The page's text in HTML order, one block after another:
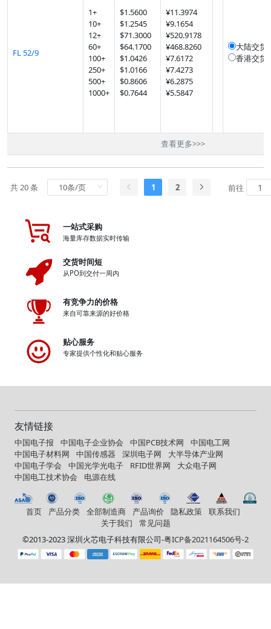
FL 52/9
1+
10+
12+
60+
100+
250+
500+
1000+
$1.5600
$1.2545
$71.3000
$64.1700
$1.0426
$1.0166
$0.8606
$0.7644
¥11.3974
¥9.1654
¥520.9178
¥468.8260
¥7.6172
¥7.4273
¥6.2875
¥5.5847
大陆交货
香港交货
查看更多>>>
共 20 条 1 2 前往
一站式采购
海量库存数据实时传输
交货时间短
从PO到交付一周内
有竞争力的价格
来自可靠来源的好价格
贴心服务
专家提供个性化和贴心服务
友情链接
中国电子报 中国电子企业协会 中国PCB技术网
中国电工网
中国电子材料网
中国传感器 深圳电子网
大半导体产业网
中国电子学会
中国光学光电子 RFID世界网
大众电子网
中国电工技术协会
电源在线
首页 产品分类 全部制造商 产品询价 隐私政策
联系我们
关于我们
常见问题
©2013-2023 深圳火芯电子科技有限公司-粤ICP备2021164506号-2